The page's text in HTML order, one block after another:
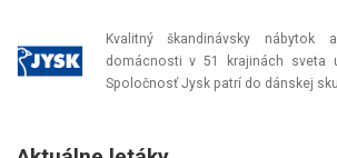
Kvalitný škandinávsky nábytok
domácnosti v 51 krajinách sveta
Spoločnosť Jysk patrí do dánskej